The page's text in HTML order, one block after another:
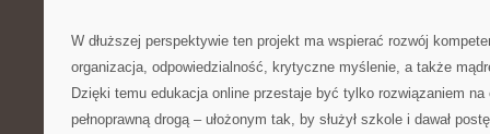
W dłuższej perspektywie ten projekt ma wspierać rozwój
organizacja, odpowiedzialność, krytyczne myślenie, a także
Dzięki temu edukacja online przestaje być tylko rozwiązaniem
pełnoprawną drogą – ułożonym tak, by służył szkole i dawał